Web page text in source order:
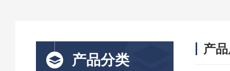
产品分类
产